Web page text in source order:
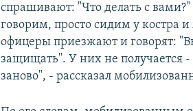
спрашивают: "Что делать с
говорим, просто сидим у костра
офицеры приезжают и говорят:
защищать". У них не получается
заново", - рассказал